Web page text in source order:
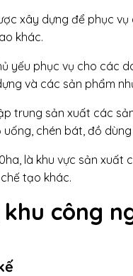
xây dựng để phục
khác.
yếu phục vụ cho các
và các sản phẩm
trung sản xuất các
chén bát, đồ
là khu vực sản xuất
tạo khác.
công